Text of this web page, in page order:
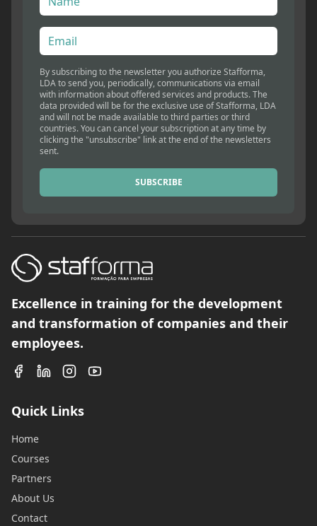
By subscribing to the newsletter you authorize Stafforma,
LDA to send you, periodically, communications via email
with information about offered services and products. The
data provided will be for the exclusive use of Stafforma, LDA
and will not be made available to third parties or third
countries. You can cancel your subscription at any time by
clicking the "unsubscribe" link at the end of the newsletters
sent.
SUBSCRIBE
Excellence in training for the development
and transformation of companies and their
employees.
Quick Links
Home
Courses
Partners
About Us
Contact